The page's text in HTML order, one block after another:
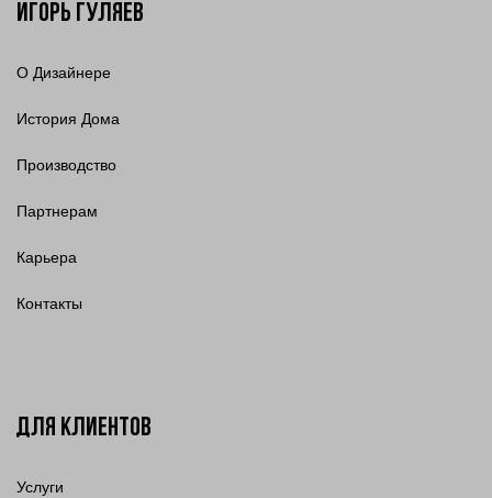
Игорь Гуляев
О Дизайнере
История Дома
Производство
Партнерам
Карьера
Контакты
Для клиентов
Услуги